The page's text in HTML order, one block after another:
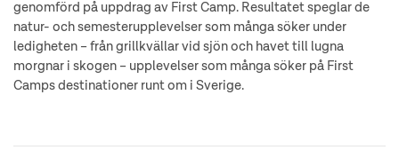
genomförd på uppdrag av First Camp. Resultatet speglar de
natur- och semesterupplevelser som många söker under
ledigheten – från grillkvällar vid sjön och havet till lugna
morgnar i skogen – upplevelser som många söker på First
Camps destinationer runt om i Sverige.